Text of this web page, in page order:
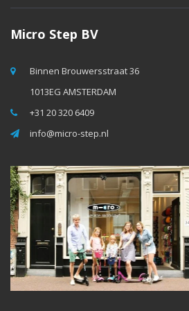
Micro Step BV
Binnen Brouwersstraat 36
1013EG AMSTERDAM
+31 20 320 6409
info@micro-step.nl